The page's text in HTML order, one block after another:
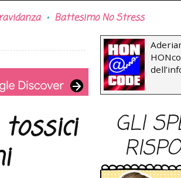
Battesimo No Stress
GLI